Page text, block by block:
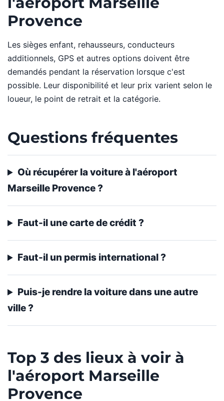
Provence
Les sièges enfant, rehausseurs, conducteurs
additionnels, GPS et autres options doivent être
demandés pendant la réservation lorsque c'est
possible. Leur disponibilité et leur prix varient selon le
loueur, le point de retrait et la catégorie.
Questions fréquentes
Où récupérer la voiture à l'aéroport
Marseille Provence ?
Faut-il une carte de crédit ?
Faut-il un permis international ?
Puis-je rendre la voiture dans une autre
ville ?
Top 3 des lieux à voir à
l'aéroport Marseille
Provence